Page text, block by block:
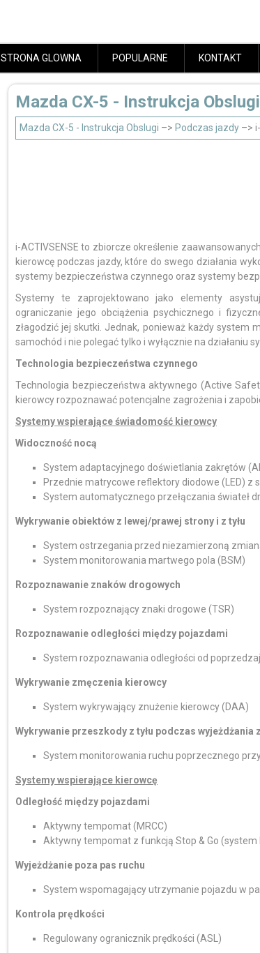
STRONA GLOWNA POPULARNE KONTAKT
Mazda CX-5 - Instrukcja
Mazda CX-5 - Instrukcja Obslugi –> Podczas jazdy –>
i-ACTIVSENSE to zbiorcze określenie
kierowcę podczas jazdy, które do swego działania
systemy bezpieczeństwa czynnego oraz systemy
Systemy te zaprojektowano jako elementy
ograniczanie jego obciążenia psychicznego i
złagodzić jej skutki. Jednak, ponieważ każdy system
samochód i nie polegać tylko i wyłącznie na działaniu
Technologia bezpieczeństwa czynnego
Technologia bezpieczeństwa aktywnego (Active
kierowcy rozpoznawać potencjalne zagrożenia i
Systemy wspierające świadomość kierowcy
Widoczność nocą
System adaptacyjnego doświetlania zakrętów
Przednie matrycowe reflektory diodowe (LED)
System automatycznego przełączania świateł
Wykrywanie obiektów z lewej/prawej strony i z tyłu
System ostrzegania przed niezamierzoną
System monitorowania martwego pola (BSM)
Rozpoznawanie znaków drogowych
System rozpoznający znaki drogowe (TSR)
Rozpoznawanie odległości między pojazdami
System rozpoznawania odległości od
Wykrywanie zmęczenia kierowcy
System wykrywający znużenie kierowcy (DAA)
Wykrywanie przeszkody z tyłu podczas
System monitorowania ruchu poprzecznego
Systemy wspierające kierowcę
Odległość między pojazdami
Aktywny tempomat (MRCC)
Aktywny tempomat z funkcją Stop & Go (system
Wyjeżdżanie poza pas ruchu
System wspomagający utrzymanie pojazdu w
Kontrola prędkości
Regulowany ogranicznik prędkości (ASL)